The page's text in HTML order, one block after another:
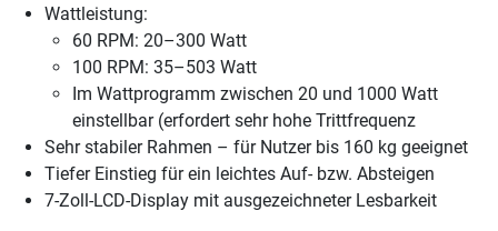
Wattleistung:
60 RPM: 20–300 Watt
100 RPM: 35–503 Watt
Im Wattprogramm zwischen 20 und 1000 Watt
einstellbar (erfordert sehr hohe Trittfrequenz
Sehr stabiler Rahmen – für Nutzer bis 160 kg geeignet
Tiefer Einstieg für ein leichtes Auf- bzw. Absteigen
7-Zoll-LCD-Display mit ausgezeichneter Lesbarkeit